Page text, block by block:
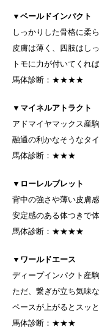
▼ ベールドインパクト
しっかりした骨格に柔
皮膚は薄く、四肢はし
トモに力が付いてくれ
馬体診断：★★★★
▼ マイネルアトラクト
アドマイヤマックス産
融通の利かなそうなタ
馬体診断：★★★
▼ ローレルブレット
背中の強さや薄い皮膚
安定感のある体つきで
馬体診断：★★★★
▼ ワールドエース
ディープインパクト産
ただ、繋ぎが立ち気味
ペースが上がるとスッ
馬体診断：★★★